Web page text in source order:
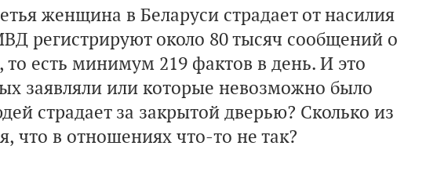
женщина в Беларуси страдает от насилия
регистрируют около 80 тысяч сообщений о
есть минимум 219 фактов в день. И это
заявляли или которые невозможно было
страдает за закрытой дверью? Сколько из
что в отношениях что-то не так?